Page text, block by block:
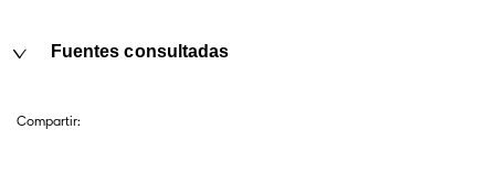
Fuentes consultadas
Compartir: